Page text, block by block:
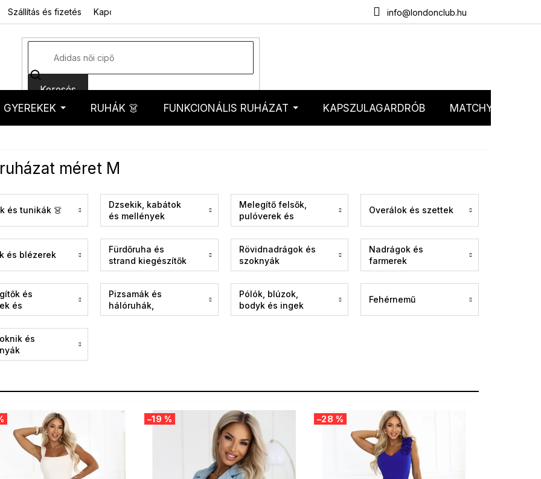
info@londonclub.hu
Szállítás és fizetés Kapcsolat Webáruház értékelése
Keresés
GYEREKEK RUHÁK 👗 FUNKCIONÁLIS RUHÁZAT KAPSZULAGARDRÓB MATCHY MATCHY
méret M
és tunikák 👗
Dzsekik, kabátok
és mellények
Melegítő felsők,
pulóverek és
kardigánok
Overálok és szettek
és blézerek
Fürdőruha és
strand kiegészítők
👙
Rövidnadrágok és
szoknyák
Nadrágok és
farmerek
és
és
Pizsamák és
hálóruhák,
köntösök
Pólók, blúzok,
bodyk és ingek
Fehérnemű
és
–19 % –28 %